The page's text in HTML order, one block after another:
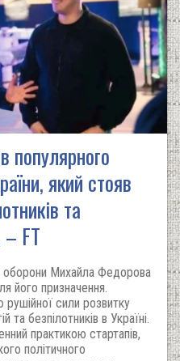
популярного
який стояв
та
– FT
оборони Михайла Федорова
його призначення.
сили розвитку
та безпілотників в Україні.
практикою стартапів,
політичного